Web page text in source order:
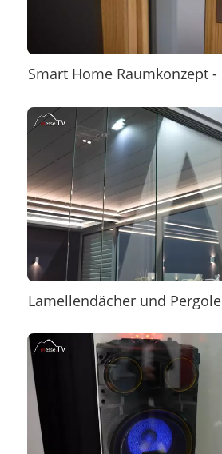
Smart Home Raumkonzept -
Lamellendächer und